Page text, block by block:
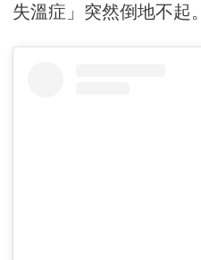
失溫症」突然倒地不起。